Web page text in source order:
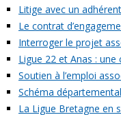
Litige avec un
Le contrat
Interroger le projet
Ligue 22 et Anas :
Soutien à l’emploi
Schéma
La Ligue Bretagne en